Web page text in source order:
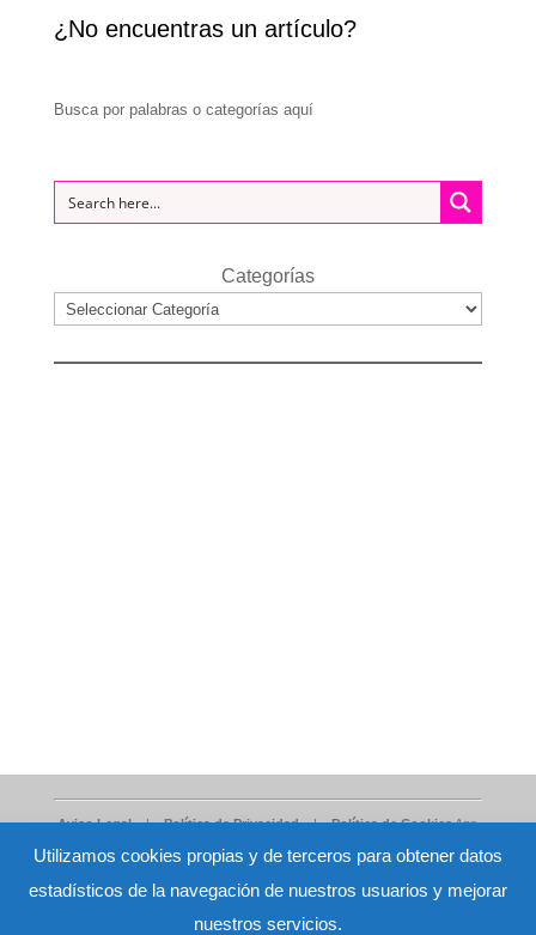
¿No encuentras un artículo?
Busca por palabras o categorías aquí
Categorías
Aviso Legal|Política de Privacidad|Política de CookiesAna
María Hidalgo Viejo nº de colegiada: M-16973 - C/ San Pedro 27 bj.
Alcorcón (Madrid)Contacto: terapia@terapiaconana.com -91 643 52
625 82 22 04 Vector de Logo creado por freepik -
Utilizamos cookies propias y de terceros para obtener datos
estadísticos de la navegación de nuestros usuarios y mejorar
nuestros servicios.